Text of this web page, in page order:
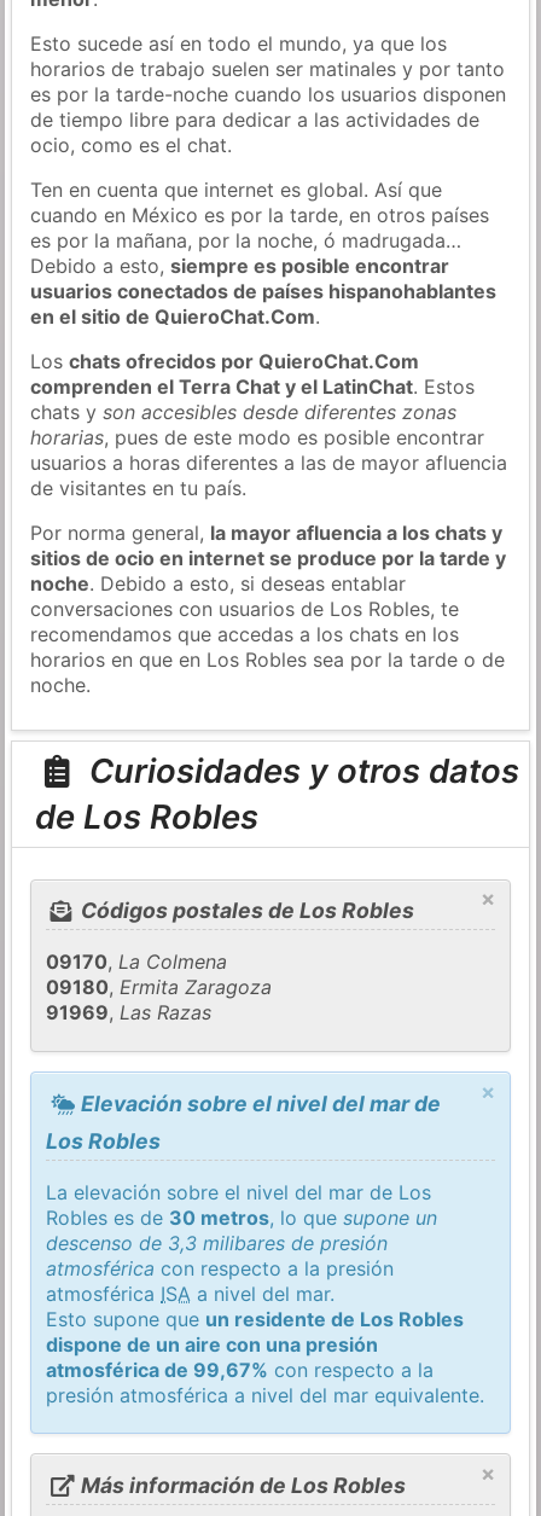
Esto sucede así en todo el mundo, ya que los
horarios de trabajo suelen ser matinales y por tanto
es por la tarde-noche cuando los usuarios disponen
de tiempo libre para dedicar a las actividades de
ocio, como es el chat.
Ten en cuenta que internet es global. Así que
cuando en México es por la tarde, en otros países
es por la mañana, por la noche, ó madrugada…
Debido a esto,siempre es posible encontrar
usuarios conectados de países hispanohablantes
en el sitio de QuieroChat.Com.
Loschats ofrecidos por QuieroChat.Com
comprenden el Terra Chat y el LatinChat. Estos
chats yson accesibles desde diferentes zonas
horarias, pues de este modo es posible encontrar
usuarios a horas diferentes a las de mayor afluencia
de visitantes en tu país.
Por norma general, la mayor afluencia a los chats y
sitios de ocio en internet se produce por la tarde y
noche. Debido a esto, si deseas entablar
conversaciones con usuarios de Los Robles, te
recomendamos que accedas a los chats en los
horarios en que en Los Robles sea por la tarde o de
noche.
Curiosidades y otros datos
de Los Robles
×
Códigos postales de Los Robles
09170,La Colmena
09180,Ermita Zaragoza
91969,Las Razas
×
Elevación sobre el nivel del mar de
Los Robles
La elevación sobre el nivel del mar de Los
Robles es de 30 metros, lo quesupone un
descenso de 3,3 milibares de presión
atmosférica con respecto a la presión
atmosférica ISA a nivel del mar.
Esto supone que un residente de Los Robles
dispone de un aire con una presión
atmosférica de 99,67% con respecto a la
presión atmosférica a nivel del mar equivalente.
×
Más información de Los Robles